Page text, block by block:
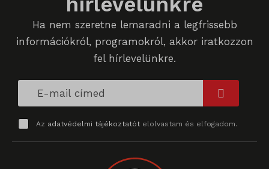
Ha nem szeretne lemaradni a legfrissebb
információkról, programokról, akkor iratkozzon
fel hírlevelünkre.
Az adatvédelmi tájékoztatót elolvastam és elfogadom.
i18next
litespeed_qc_hide_banner
SameSite
SL_G_WPT_TO
SL_GWPT_Show_Hide_tmp